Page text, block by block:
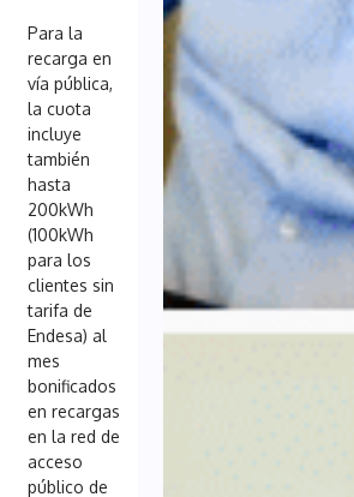
Para la
recarga en
vía pública,
la cuota
incluye
también
hasta
200kWh
(100kWh
para los
clientes sin
tarifa de
Endesa) al
mes
bonificados
en recargas
en la red de
acceso
público de